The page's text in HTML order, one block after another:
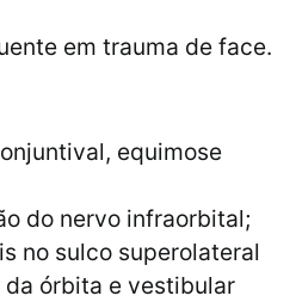
em trauma de face.
equimose
do nervo infraorbital;
no sulco superolateral
órbita e vestibular